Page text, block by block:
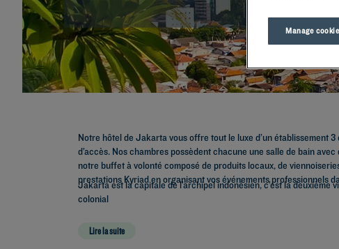
Notre hôtel de Jakarta vous offre tout le luxe d’un établissement
d’accès. Nos chambres possèdent chacune une salle de bain
notre buffet à volonté composé de produits locaux, de
prestations Kyriad en organisant vos événements professionnels
Jakarta est la capitale de l’archipel indonésien, c’est la
colonial
Lire la suite
Manage